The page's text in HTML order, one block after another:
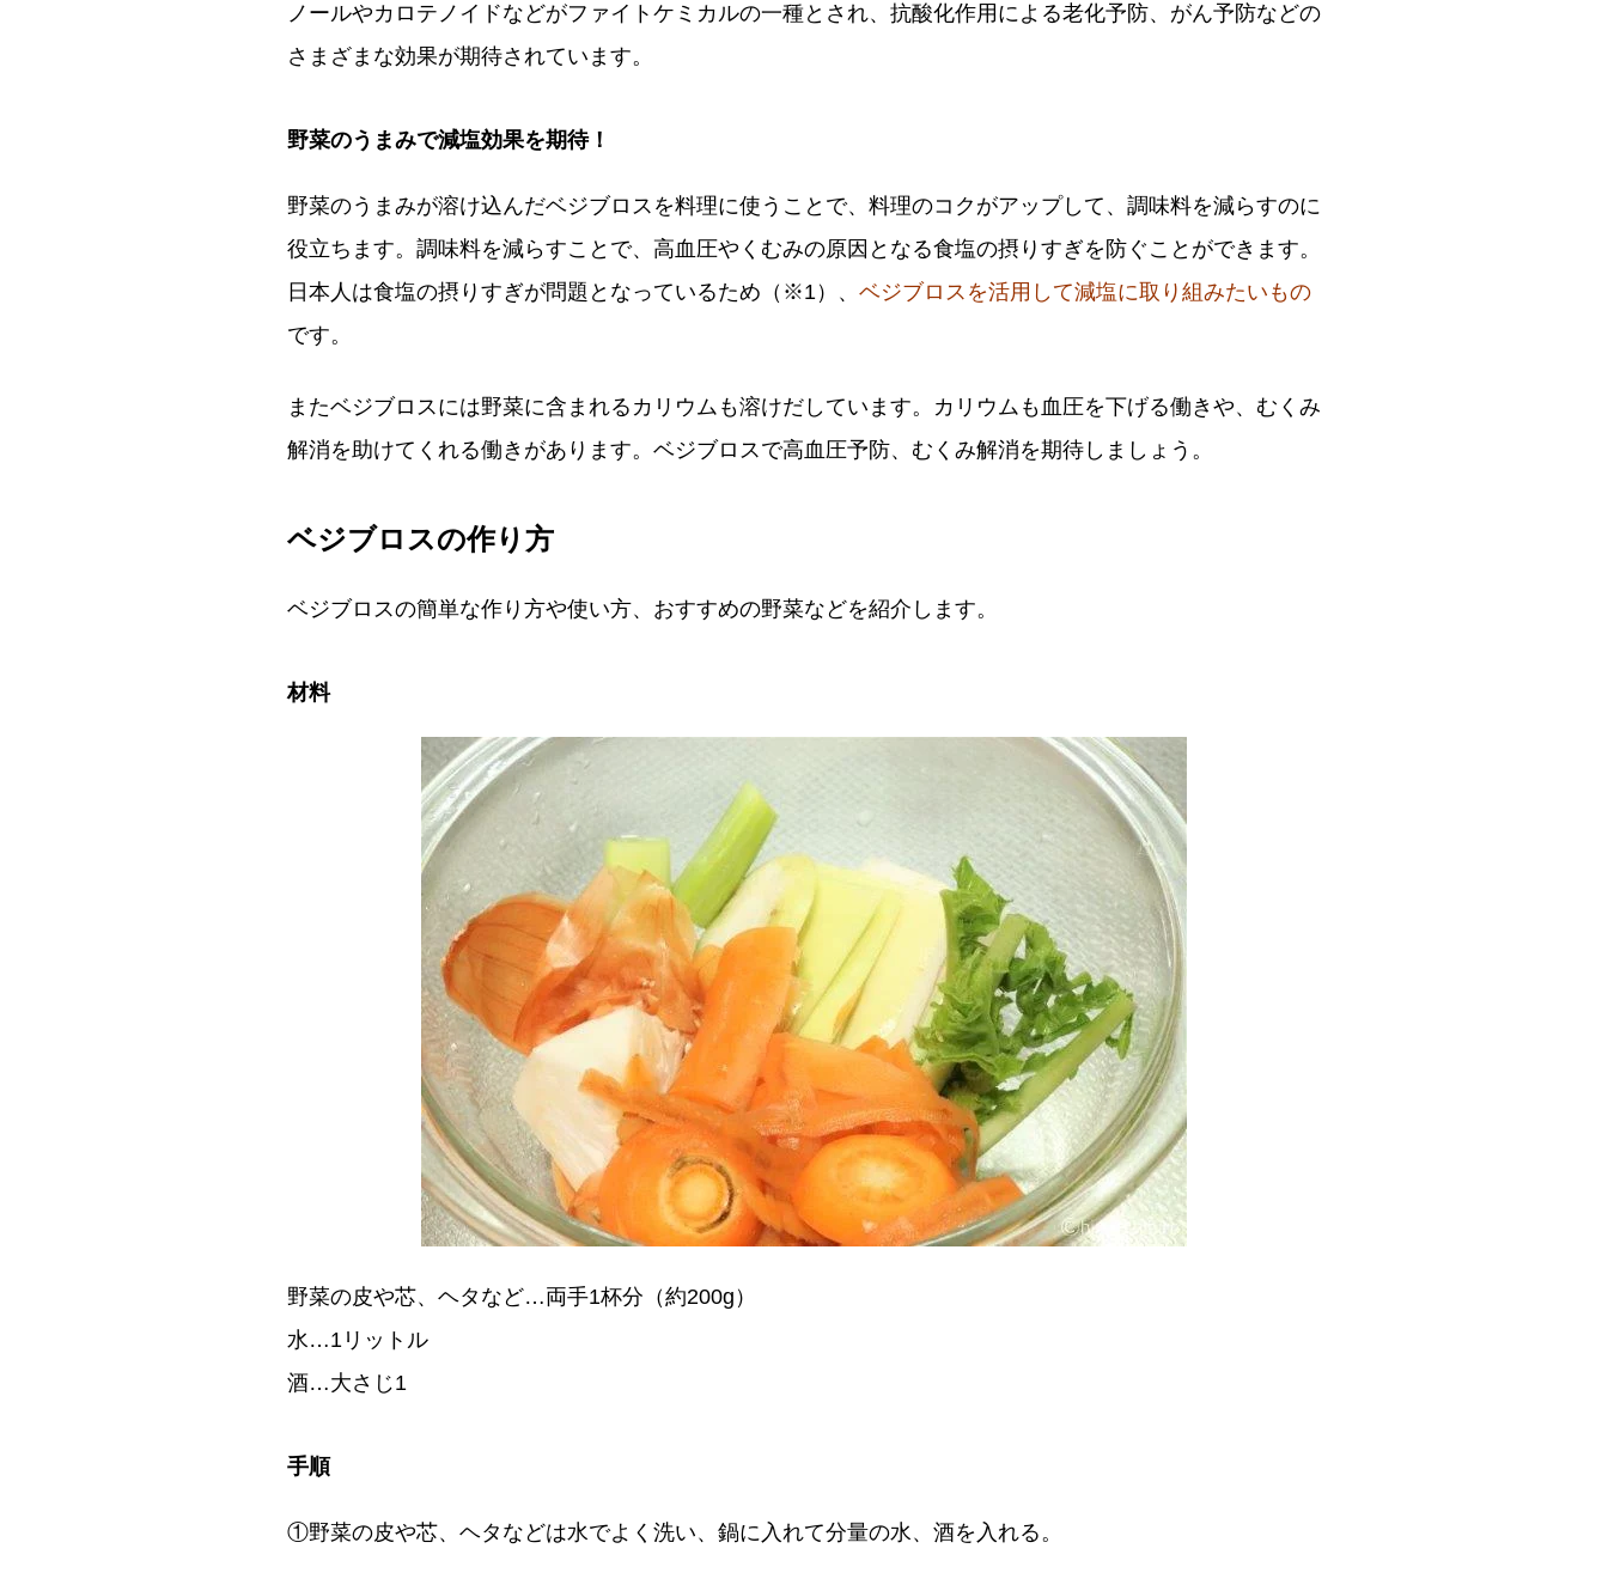
ノールやカロテノイドなどがファイトケミカルの一種とされ、抗酸化作用による老化予防、がん予防などの
さまざまな効果が期待されています。
野菜のうまみで減塩効果を期待！
野菜のうまみが溶け込んだベジブロスを料理に使うことで、料理のコクがアップして、調味料を減らすのに
役立ちます。調味料を減らすことで、高血圧やくむみの原因となる食塩の摂りすぎを防ぐことができます。
日本人は食塩の摂りすぎが問題となっているため（※1）、 ベジブロスを活用して減塩に取り組みたいもの
です。
またベジブロスには野菜に含まれるカリウムも溶けだしています。カリウムも血圧を下げる働きや、むくみ
解消を助けてくれる働きがあります。ベジブロスで高血圧予防、むくみ解消を期待しましょう。
ベジブロスの作り方
ベジブロスの簡単な作り方や使い方、おすすめの野菜などを紹介します。
材料
野菜の皮や芯、ヘタなど…両手1杯分（約200g）
水…1リットル
酒…大さじ1
手順
①野菜の皮や芯、ヘタなどは水でよく洗い、鍋に入れて分量の水、酒を入れる。